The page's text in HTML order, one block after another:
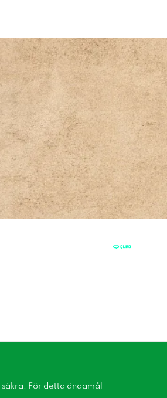
För detta ändamål